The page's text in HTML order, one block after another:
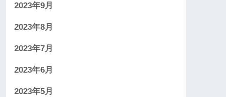
2023年9月
2023年8月
2023年7月
2023年6月
2023年5月